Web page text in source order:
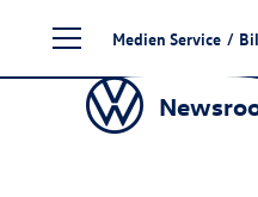
Seiteninhalt
springen
Medien Service /